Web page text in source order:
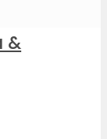
&